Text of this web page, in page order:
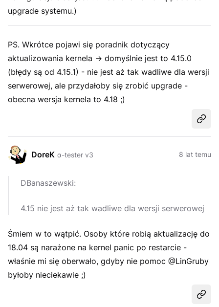
upgrade systemu.)
PS. Wkrótce pojawi się poradnik dotyczący
aktualizowania kernela -> domyślnie jest to 4.15.0
(błędy są od 4.15.1) - nie jest aż tak wadliwe dla wersji
serwerowej, ale przydałoby się zrobić upgrade -
obecna wersja kernela to 4.18 ;)
DoreK α-tester v3 8 lat temu
DBanaszewski:
4.15 nie jest aż tak wadliwe dla wersji serwerowej
Śmiem w to wątpić. Osoby które robią aktualizację do
18.04 są narażone na kernel panic po restarcie -
właśnie mi się oberwało, gdyby nie pomoc @LinGruby
byłoby nieciekawie ;)